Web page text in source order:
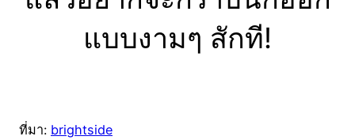
แบบงามๆ สักที!
ที่มา: brightside